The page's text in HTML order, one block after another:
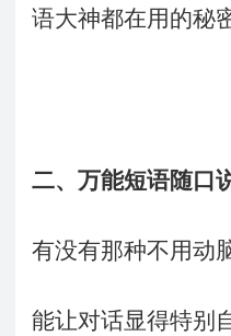
语大神都在用的秘
二、 万能短语随口
有没有那种不用动
能让对话显得特别